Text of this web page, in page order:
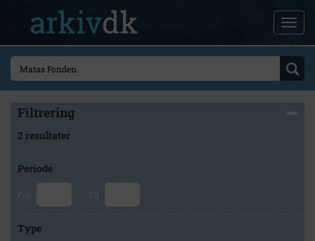
Filtrering
2 resultater
Periode
Fra Til
Type